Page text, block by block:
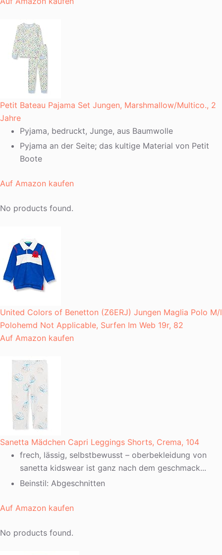
Petit Bateau Pajama Set Jungen, Marshmallow/Multico., 2
Jahre
Pyjama, bedruckt, Junge, aus Baumwolle
Pyjama an der Seite; das kultige Material von Petit
Boote
Auf Amazon kaufen
No products found.
United Colors of Benetton (Z6ERJ) Jungen Maglia Polo M/l
Polohemd Not Applicable, Surfen Im Web 19r, 82
Auf Amazon kaufen
Sanetta Mädchen Capri Leggings Shorts, Crema, 104
frech, lässig, selbstbewusst – oberbekleidung von
sanetta kidswear ist ganz nach dem geschmack...
Beinstil: Abgeschnitten
Auf Amazon kaufen
No products found.